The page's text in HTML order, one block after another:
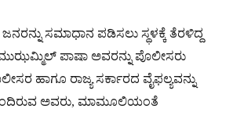
ಸಮಾಧಾನ ಪಡಿಸಲು ಸ್ಥಳಕ್ಕೆ ತೆರಳಿದ್ದ
ಪಾಷಾ ಅವರನ್ನು ಪೊಲೀಸರು
ಹಾಗೂ ರಾಜ್ಯ ಸರ್ಕಾರದ ವೈಫಲ್ಯವನ್ನು
ಅವರು, ಮಾಮೂಲಿಯಂತೆ